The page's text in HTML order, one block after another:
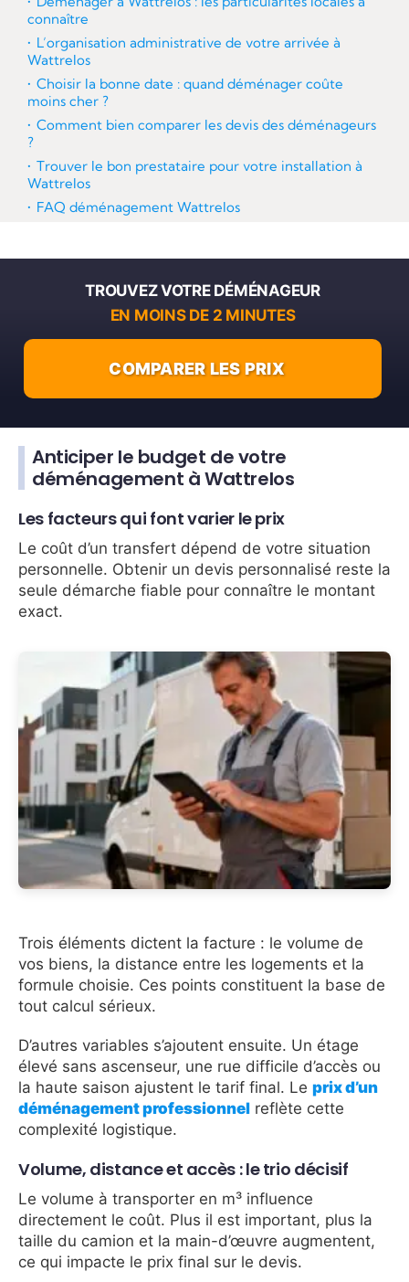
Anticiper le budget de votre
déménagement à Wattrelos
Les facteurs qui font varier le prix
Le coût d’un transfert dépend de votre situation
personnelle. Obtenir un devis personnalisé reste la
seule démarche fiable pour connaître le montant
exact.
Trois éléments dictent la facture : le volume de
vos biens, la distance entre les logements et la
formule choisie. Ces points constituent la base de
tout calcul sérieux.
D’autres variables s’ajoutent ensuite. Un étage
élevé sans ascenseur, une rue difficile d’accès ou
la haute saison ajustent le tarif final. Le prix d’un
déménagement professionnel reflète cette
complexité logistique.
Volume, distance et accès : le trio décisif
Le volume à transporter en m³ influence
directement le coût. Plus il est important, plus la
taille du camion et la main-d’œuvre augmentent,
ce qui impacte le prix final sur le devis.
connaître
L’organisation administrative de votre arrivée à
Wattrelos
Choisir la bonne date : quand déménager coûte
moins cher ?
Comment bien comparer les devis des déménageurs
?
Trouver le bon prestataire pour votre installation à
Wattrelos
FAQ déménagement Wattrelos
TROUVEZ VOTRE DÉMÉNAGEUR
EN MOINS DE 2 MINUTES
COMPARER LES PRIX